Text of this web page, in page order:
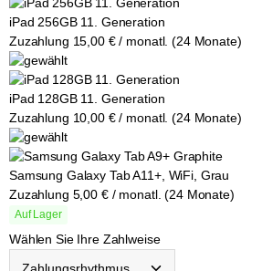
iPad 256GB 11. Generation
Zuzahlung 15,00 € / monatl. (24 Monate)
iPad 128GB 11. Generation
Zuzahlung 10,00 € / monatl. (24 Monate)
Samsung Galaxy Tab A11+, WiFi, Grau
Zuzahlung 5,00 € / monatl. (24 Monate)
Auf Lager
Wählen Sie Ihre Zahlweise